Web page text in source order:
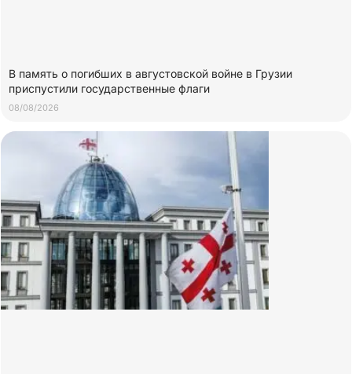
В память о погибших в августовской войне в Грузии
приспустили государственные флаги
08/08/2026